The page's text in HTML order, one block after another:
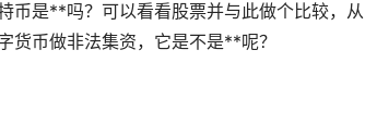
币是**吗？可以看看股票并与此做个比较，从
货币做非法集资，它是不是**呢？